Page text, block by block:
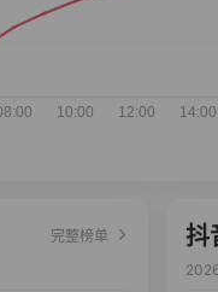
完整榜单
抖